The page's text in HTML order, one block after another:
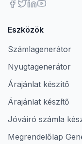
Eszközök
Számlagenerátor
Nyugtagenerátor
Árajánlat készítő
Árajánlat készítő
Jóváíró számla
Megrendelőlap